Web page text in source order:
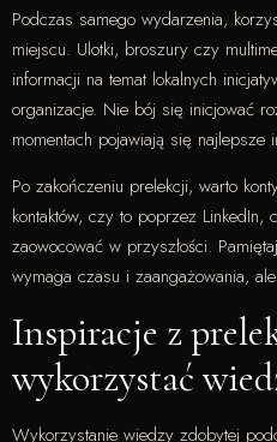
Podczas samego wydarzenia,
miejscu. Ulotki, broszury czy
informacji na temat lokalnych
organizacje. Nie bój się inicjować
momentach pojawiają się najlepsze
Po zakończeniu prelekcji, warto
kontaktów, czy to poprzez
zaowocować w przyszłości.
wymaga czasu i zaangażowania,
Inspiracje z
wykorzystać
Wykorzystanie wiedzy zdobytej